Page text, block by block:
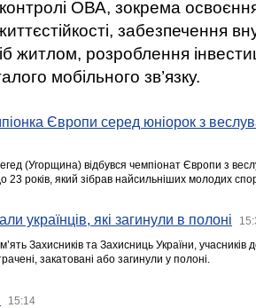
ОВА, зокрема освоєння
забезпечення
житлом, розроблення
мобільного зв’язку.
Європи серед юніорок з
(Угорщина) відбувся чемпіонат Європи з
23 років, який зібрав найсильніших молодих
українців, які загинули в полоні
Захисників та Захисниць України,
закатовані або загинули у полоні.
15:14